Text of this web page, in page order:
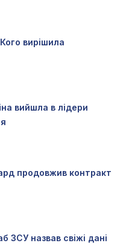
вирішила
вийшла в лідери
продовжив контракт
ЗСУ назвав свіжі дані